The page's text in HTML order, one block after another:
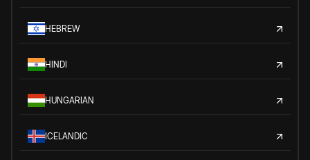
HEBREW
HINDI
HUNGARIAN
ICELANDIC